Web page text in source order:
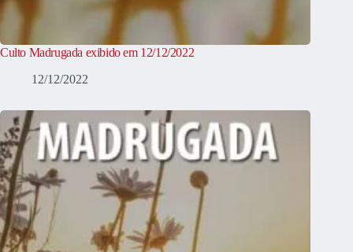
Culto Madrugada exibido em 12/12/2022
12/12/2022